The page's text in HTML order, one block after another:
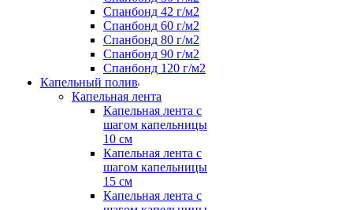
Спанбонд 42 г/м2
Спанбонд 60 г/м2
Спанбонд 80 г/м2
Спанбонд 90 г/м2
Спанбонд 120 г/м2
Капельный полив
Капельная лента
Капельная лента с
шагом капельницы
10 см
Капельная лента с
шагом капельницы
15 см
Капельная лента с